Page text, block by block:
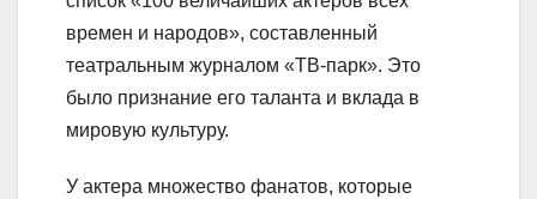
времен и народов», составленный
театральным журналом «ТВ-парк». Это
было признание его таланта и вклада в
мировую культуру.
У актера множество фанатов, которые